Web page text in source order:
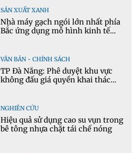
SẢN XUẤT XANH
Nhà máy gạch ngói lớn nhất phía
Bắc ứng dụng mô hình kinh tế
VĂN BẢN - CHÍNH SÁCH
TP Đà Nẵng: Phê duyệt khu vực
không đấu giá quyền khai thác
NGHIÊN CỨU
Hiệu quả sử dụng cao su vụn trong
bê tông nhựa chặt tái chế nóng